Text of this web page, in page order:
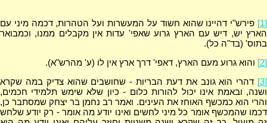
[1]
פירש"י דהיינו שהוא חשוד על המעשרות ועל הטהרות, דכמה מיני עם
הארץ יש, דיש עם הארץ גרוע שאפי' עדות אין מקבלים ממנו, וכמבואר
בתוס' (בד"ה כל).
[2]
והוא גרוע מעם הארץ, דאפי' דרך ארץ אין לו (ע' מהרש"א).
[3]
דהרי הוא גונב את דעת הבריות - שחושבים שהוא צדיק במה שקרא
ושנה, ובאמת אינו יכול להורות כלום - כיון שלא שימש תלמידי חכמים,
והרי הוא כמכשף האוחז את העינים. ואמר רב נחמן בר יצחק שמסתבר כן,
דכמו שהמכשף אומר כל מיני לחשים ואינו יודע מה אומר - רק יודע שלחש